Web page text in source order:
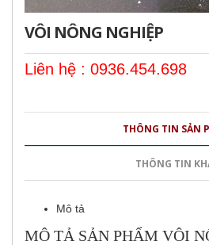
VÔI NÔNG NGHIỆP
Liên hệ : 0936.454.698
THÔNG TIN SẢN
THÔNG TIN
Mô tả
MÔ TẢ SẢN PHẨM VÔI